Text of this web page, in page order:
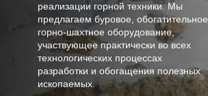
реализации горной техники. Мы
предлагаем буровое, обогатительное,
горно-шахтное оборудование,
участвующее практически во всех
технологических процессах
разработки и обогащения полезных
ископаемых.